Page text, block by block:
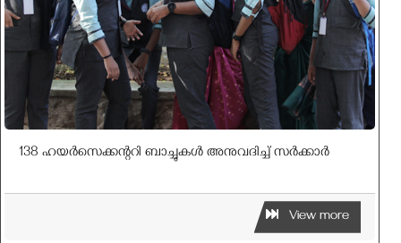
138 ഹയർസെക്കന്ററി ബാച്ചുകൾ അനുവദിച്ച് സർക്കാർ
View more